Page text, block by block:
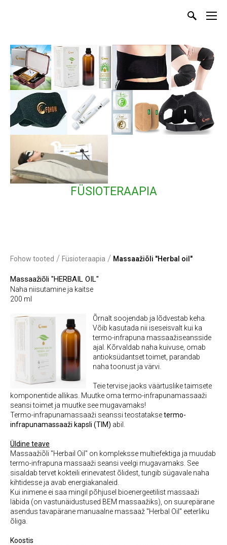
FÜSIOTERAAPIA
Fohow tooted / Füsioteraapia / Massaažiõli "Herbal oil"
Massaažiõli "HERBAIL OIL"
Naha niisutamine ja kaitse
200 ml
Õrnalt soojendab ja lõdvestab keha.
Võib kasutada nii iseseisvalt kui ka
termo-infrapuna massaažiseansside
ajal. Kõrvaldab naha kuivuse, omab
antioksüdantset toimet, parandab
naha toonust ja värvi.
Teie tervise jaoks väärtuslike taimsete
komponentide allikas. Muutke oma termo-infrapunamassaaži
seansi toimet ja muutke see mugavamaks!
Termo-infrapunamassaaži seanssi teostataksetermo-
infrapunamassaaži kapsli (TIM) abil.
Üldine teave
Massaažiõli "Herbail Oil" on kompleksse multiefektiga ja muudab
termo-infrapuna massaaži seansi veelgi mugavamaks. See
sisaldab tervet kokteili erinevatest õlidest, tungib sügavale naha
kihtidesse ja avab energiakanaleid.
Kui inimene ei saa mingil põhjusel bioenergeetilist massaaži
läbida (on vastunäidustused BEM massaažiks), on suurepärane
asendus tavapärane manuaalne massaaž "Herbal Oil" eeterliku
õliga.
Koostis